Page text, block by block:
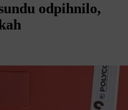
odpihnilo,